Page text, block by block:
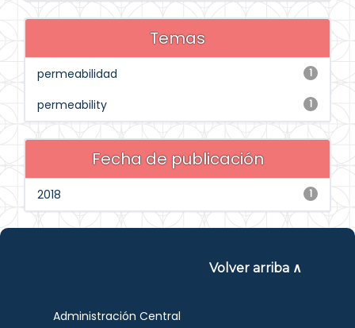
Temas
1
permeabilidad
1
permeability
Fecha de publicación
1
2018
Volver arriba ∧
Administración Central